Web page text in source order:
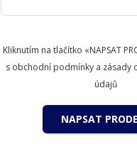
Kliknutím na tlačítko «NAPSAT
s obchodní podmínky a zásady
údajů
NAPSAT